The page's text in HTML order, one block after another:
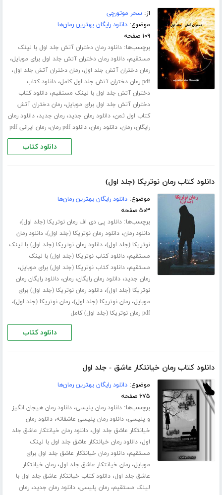
از:سحر موتورچی
موضوع:دانلود رایگان بهترین رمان‌ها
۱۰۹ صفحه
برچسب‌ها:دانلود رمان دختران آتش جلد اول با لینک
مستقیم،دانلود رمان دختران آتش جلد اول برای موبایل،
رمان دختران آتش جلد اول،رمان دختران آتش جلد اول،
pdf رمان دختران آتش جلد اول کامل ،دانلود کتاب
دختران آتش جلد اول با لینک مستقیم،دانلود کتاب
دختران آتش جلد اول برای موبایل،رمان دختران آتش
کتاب اول ثمن،دانلود رمان جدید،رمان جدید،دانلود رمان
رایگان،رمان،دانلود رمان،دانلود pdf رمان ،رمان ایرانی pdf
دانلود کتاب
دانلود کتاب رمان نوتریکا (جلد اول)
موضوع:دانلود رایگان بهترین رمان‌ها
۵۰۳ صفحه
برچسب‌ها:دانلود پی دی اف رمان نوتریکا (جلد اول)،
دانلود رمان،دانلود رمان نوتریکا (جلد اول)،دانلود رمان
نوتریکا (جلد اول)،دانلود رمان نوتریکا (جلد اول) با لینک
مستقیم،دانلود کتاب نوتریکا (جلد اول) با لینک
مستقیم،دانلود کتاب نوتریکا (جلد اول) برای موبایل،
رمان جدید،دانلود رمان رایگان،رمان،دانلود رایگان رمان
نوتریکا (جلد اول)،دانلود رمان نوتریکا (جلد اول) برای
موبایل،رمان نوتریکا (جلد اول)،رمان نوتریکا (جلد اول)،
pdf رمان نوتریکا (جلد اول) کامل
دانلود کتاب
دانلود کتاب رمان خیانتکار عاشق - جلد اول
موضوع:دانلود رایگان بهترین رمان‌ها
۶۷۵ صفحه
برچسب‌ها:دانلود رمان پلیسی،دانلود رمان هیجان انگیز
و پلیسی،دانلود رمان پلیسی عاشقانه،دانلود رمان
خیانتکار عاشق جلد اول،دانلود رمان خیانتکار عاشق جلد
اول،دانلود رمان خیانتکار عاشق جلد اول با لینک
مستقیم،دانلود رمان خیانتکار عاشق جلد اول برای
موبایل،رمان خیانتکار عاشق جلد اول،رمان خیانتکار
عاشق جلد اول،دانلود کتاب خیانتکار عاشق جلد اول با
لینک مستقیم،رمان پلیسی،دانلود رمان جدید،رمان